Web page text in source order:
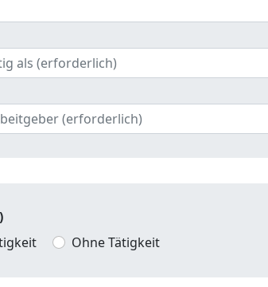
Ohne Tätigkeit